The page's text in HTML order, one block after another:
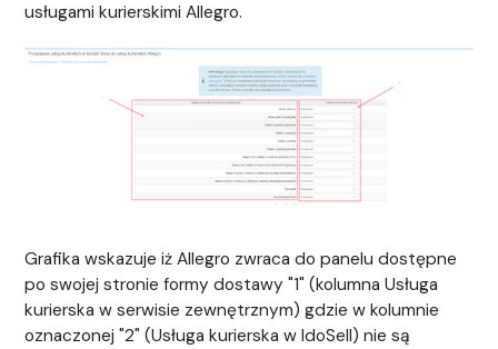
usługami kurierskimi Allegro.
Grafika wskazuje iż Allegro zwraca do panelu dostępne
po swojej stronie formy dostawy "1" (kolumna Usługa
kurierska w serwisie zewnętrznym) gdzie w kolumnie
oznaczonej "2" (Usługa kurierska w IdoSell) nie są